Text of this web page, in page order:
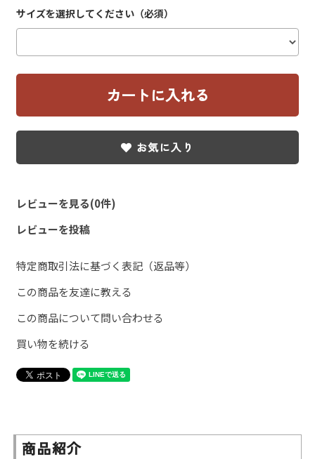
サイズを選択してください（必須）
お気に入り
レビューを見る(0件)
レビューを投稿
特定商取引法に基づく表記（返品等）
この商品を友達に教える
この商品について問い合わせる
買い物を続ける
商品紹介